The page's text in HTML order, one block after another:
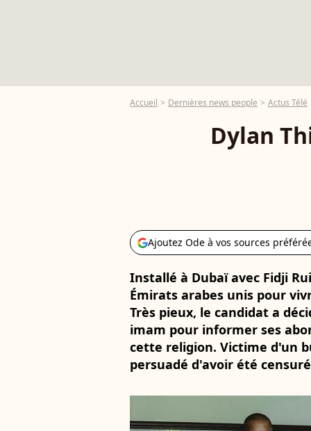
Accueil Dernières news people Actus Télé
Dylan
Ajoutez Ode à vos sources
Installé à Dubaï avec Fidji
Émirats arabes unis pour
Très pieux, le candidat a
imam pour informer ses
cette religion. Victime d'un
persuadé d'avoir été